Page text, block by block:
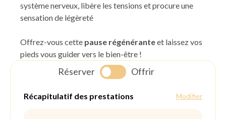
Réserver Offrir
système nerveux, libère les tensions et procure une
sensation de légèreté
Offrez-vous cette pause régénéranteet laissez vos
pieds vous guider vers le bien-être !